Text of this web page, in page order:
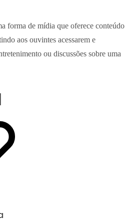
forma de mídia que oferece conteúdo
aos ouvintes acessarem e
ou discussões sobre uma